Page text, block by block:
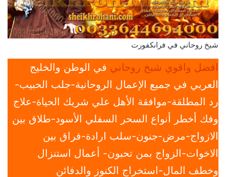
شيخ روحاني في فرانكفورت
افضل واقوي شيخ روحاني في الوطن والخليج
العربي في جميع الإعمال الروحانية-جلب الحبيب-
رد المطلقة-موافقة الأهل علي شريك الحياة-علاج
وفك أخطر أنواع السحر السفلي الأسود-طلاق بين
الازواج-مرض-جنون-سلب ارادة-فراق بين
الاخوات-الزواج بمن تحبون- أعمال استنزال
وخطف المال-استخراج الكنوز والدفائن